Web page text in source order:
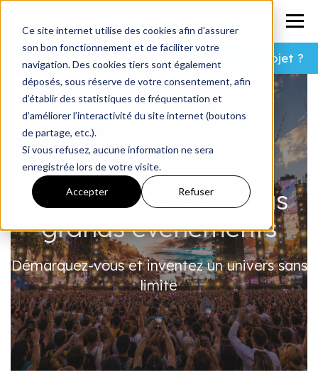
Ce site internet utilise des cookies afin d’assurer
son bon fonctionnement et de faciliter votre
navigation. Des cookies tiers sont également
déposés, sous réserve de votre consentement, afin
d’établir des statistiques de fréquentation et
d’améliorer l’interactivité du site internet (boutons
de partage, etc.).
Si vous refusez, aucune information ne sera
enregistrée lors de votre visite.
Accepter Refuser
Un projet ?
Écran Led évènementiel
Donnez vie à vos plus
grands événements
Démarquez-vous et inventez un univers sans
limite